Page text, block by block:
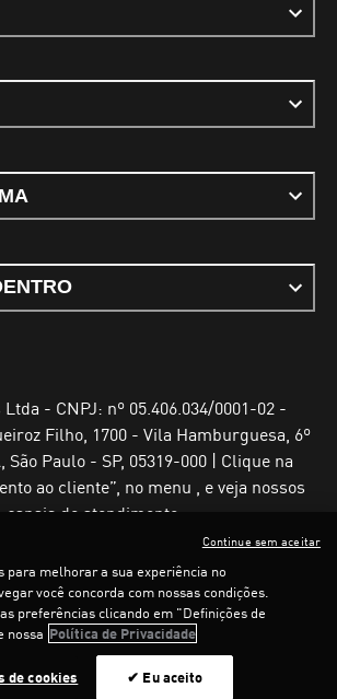
- CNPJ: nº 05.406.034/0001-02 -
Filho, 1700 - Vila Hamburguesa, 6º
São Paulo - SP, 05319-000 | Clique na
ao cliente”, no menu , e veja nossos
canais de atendimento
UsoPolítica de Privacidade
os direitos reservados
para melhorar a sua experiência no
você concorda com nossas condições.
preferências clicando em "Definições de
nossa Política de Privacidade
de cookies ✔ Eu aceito
Continue sem aceitar